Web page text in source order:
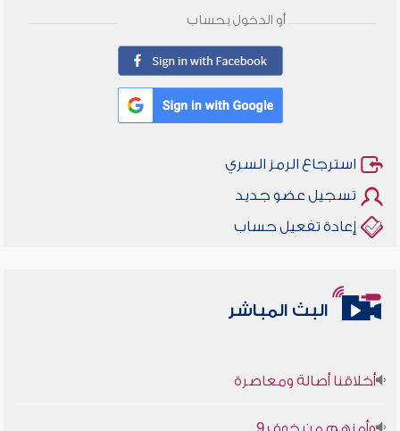
أو الدخول بحساب
استرجاع الرمز السري
تسجيل عضو جديد
إعادة تفعيل حساب
البث المباشر
أخلاقنا أصالة ومعاصرة
وأمنهم من خوف 9